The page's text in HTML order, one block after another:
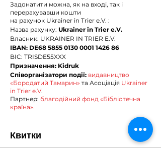
Задонатити можна, як на вході, так і
перерахувавши кошти
на рахунок Ukrainer in Trier e.V. :
Назва рахунку: Ukrainer in Trier e.V.
Власник: UKRAINER IN TRIER E.V.
IBAN: DE68 5855 0130 0001 1426 86
BIC: TRISDE55XXX
Призначення: Kidruk
Співорганізатори події: видавництво
«Бородатий Тамарин» та Асоціація Ukrainer
in Trier e.V.
Партнер: благодійний фонд «Бібліотечна
країна».
Квитки